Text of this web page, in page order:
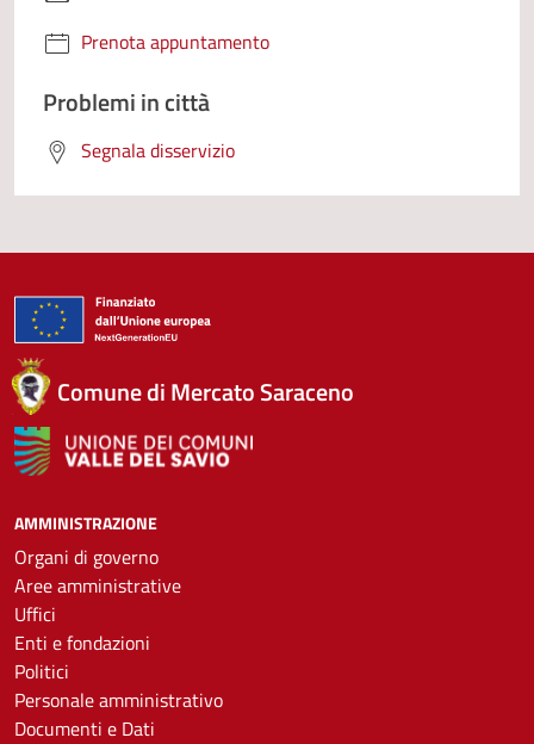
Prenota appuntamento
Problemi in città
Segnala disservizio
Comune di Mercato Saraceno
AMMINISTRAZIONE
Organi di governo
Aree amministrative
Uffici
Enti e fondazioni
Politici
Personale amministrativo
Documenti e Dati